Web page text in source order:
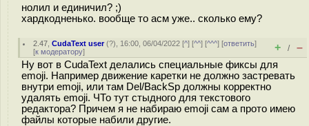
нолил и единичил? ;)
хардкодненько. вообще то асм уже.. сколько ему?
2.47 ,CudaText user(?), 16:00, 06/04/2022 [^] [^^] [^^^] [ответить]
[к модератору] + / –
Ну вот в CudaText делались специальные фиксы для
emoji. Например движение каретки не должно застревать
внутри emoji, или там Del/BackSp должны корректно
удалять emoji. ЧТо тут стыдного для текстового
редактора? Причем я не набираю emoji сам а прото имею
файлы которые набили другие.